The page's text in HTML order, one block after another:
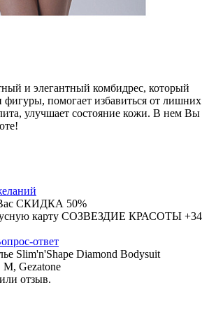
и элегантный комбидрес, который
фигуры, помогает избавиться от лишних
улучшает состояние кожи. В нем Вы
СКИДКА 50%
карту СОЗВЕЗДИЕ КРАСОТЫ +34
ответ
Slim'n'Shape Diamond Bodysuit
M, Gezatone
отзыв.